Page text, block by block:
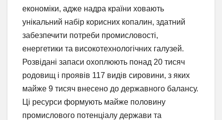
економіки, адже надра країни ховають
унікальний набір корисних копалин, здатний
забезпечити потреби промисловості,
енергетики та високотехнологічних галузей.
Розвідані запаси охоплюють понад 20 тисяч
родовищ і проявів 117 видів сировини, з яких
майже 9 тисяч внесено до державного балансу.
Ці ресурси формують майже половину
промислового потенціалу держави та